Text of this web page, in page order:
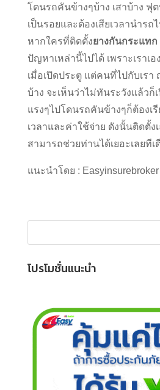
โดนรถคันข้างๆบ้าง เสาบ้าง ฟุ
เป็นรอยและต้องเสียเวลานำร
หากใครที่ติดตั้งยางกันกระแทก
ปัญหาเหล่านี้ไปได้ เพราะเราเ
เมื่อเปิดประตู แต่คนที่ไปกับเร
บ้าง จะเห็นว่าไม่ทันระวังแล้วก็
แรงๆไปโดนรถคันข้างๆก็ต้องเ
เวลาและค่าใช้จ่าย ดังนั้นติดตั้ง
สามารถช่วยท่านได้เยอะเลยทีเ
แนะนำโดย : Easyinsurebroker
โปรโมชั่นแนะนำ